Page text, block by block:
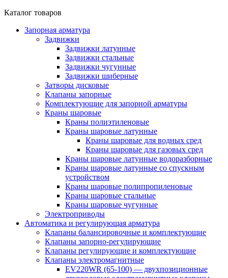
Каталог товаров
Запорная арматура
Задвижки
Задвижки латунные
Задвижки стальные
Задвижки чугунные
Задвижки шиберные
Затворы дисковые
Клапаны запорные
Комплектующие для запорной арматуры
Краны шаровые
Краны полиэтиленовые
Краны шаровые латунные
Краны шаровые для водных сред
Краны шаровые для газовых сред
Краны шаровые латунные водоразборные
Краны шаровые латунные со спускным
устройством
Краны шаровые полипропиленовые
Краны шаровые стальные
Краны шаровые чугунные
Электроприводы
Автоматика и регулирующая арматура
Клапаны балансировочные и комплектующие
Клапаны запорно-регулирующие
Клапаны регулирующие и комплектующие
Клапаны электромагнитные
EV220WR (65-100) — двухпозиционные